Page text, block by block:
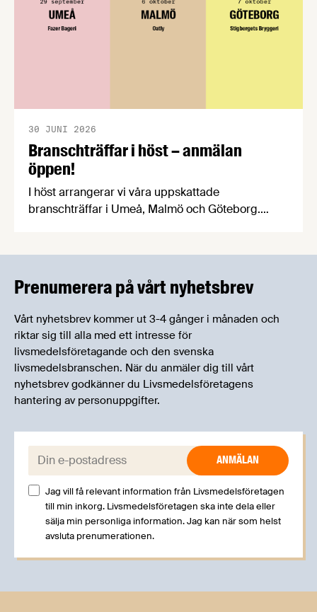
Branschträffar i höst – anmälan
öppen!
30 JUNI 2026
I höst arrangerar vi våra uppskattade
branschträffar i Umeå, Malmö och Göteborg.
Prenumerera på vårt nyhetsbrev
Vårt nyhetsbrev kommer ut 3-4 gånger i månaden och
riktar sig till alla med ett intresse för
livsmedelsföretagande och den svenska
livsmedelsbranschen. När du anmäler dig till vårt
nyhetsbrev godkänner du Livsmedelsföretagens
hantering av personuppgifter.
E-post:
Jag vill få relevant information från Livsmedelsföretagen
till min inkorg. Livsmedelsföretagen ska inte dela eller
sälja min personliga information. Jag kan när som helst
avsluta prenumerationen.